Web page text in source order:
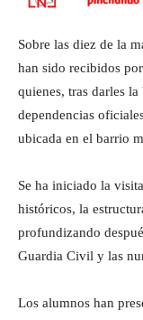
Sobre las diez de la
han sido recibidos
quienes, tras darles
dependencias
ubicada en el barrio
Se ha iniciado la
históricos, la
profundizando
Guardia Civil y las
Los alumnos han